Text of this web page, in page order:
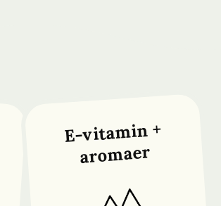
E-vitamin +
aromaer